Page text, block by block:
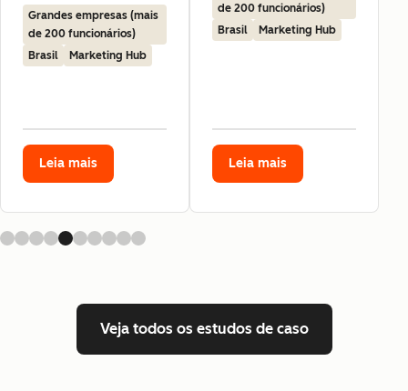
Grandes empresas (mais
de 200 funcionários)
Brasil
Marketing Hub
Leia mais
de 200 funcionários)
Brasil
Marketing Hub
Leia mais
Veja todos os estudos de caso